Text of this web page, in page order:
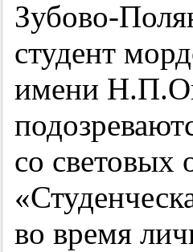
Зубово-
студент
имени
со световых
во время